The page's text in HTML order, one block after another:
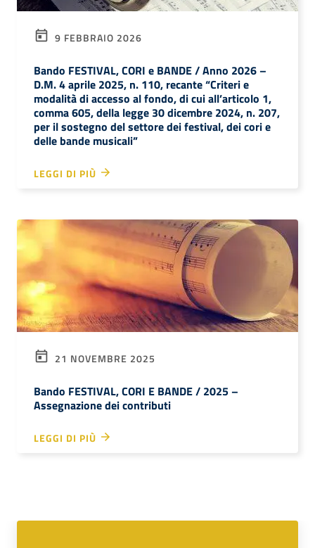
9 FEBBRAIO 2026
Bando FESTIVAL, CORI e BANDE / Anno 2026 –
D.M. 4 aprile 2025, n. 110, recante “Criteri e
modalità di accesso al fondo, di cui all’articolo 1,
comma 605, della legge 30 dicembre 2024, n. 207,
per il sostegno del settore dei festival, dei cori e
delle bande musicali”
LEGGI DI PIÙ
21 NOVEMBRE 2025
Bando FESTIVAL, CORI E BANDE / 2025 –
Assegnazione dei contributi
LEGGI DI PIÙ
Servizi